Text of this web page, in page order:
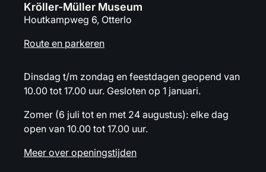
Kröller-Müller Museum
Houtkampweg 6, Otterlo
Route en parkeren
Dinsdag t/m zondag en feestdagen geopend van
10.00 tot 17.00 uur. Gesloten op 1 januari.
Zomer (6 juli tot en met 24 augustus): elke dag
open van 10.00 tot 17.00 uur.
Meer over openingstijden